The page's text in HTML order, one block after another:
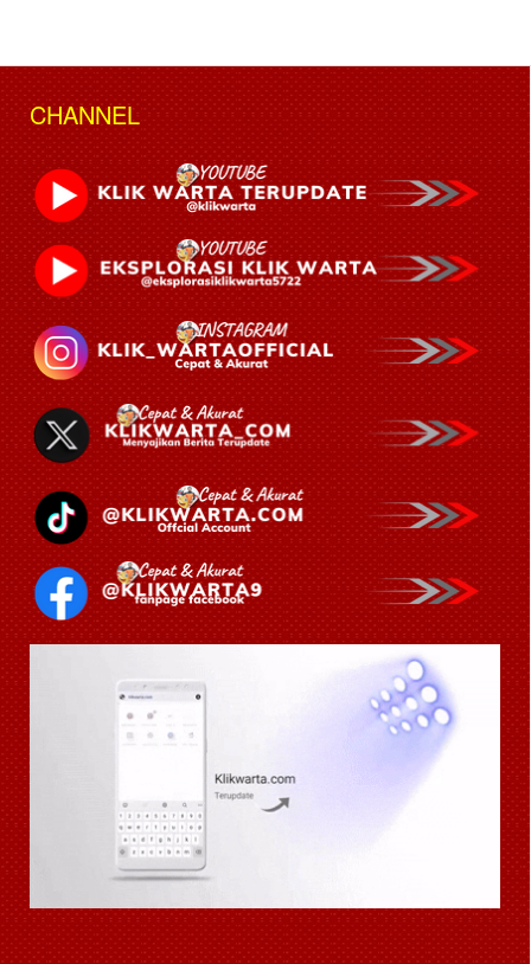
CHANNEL